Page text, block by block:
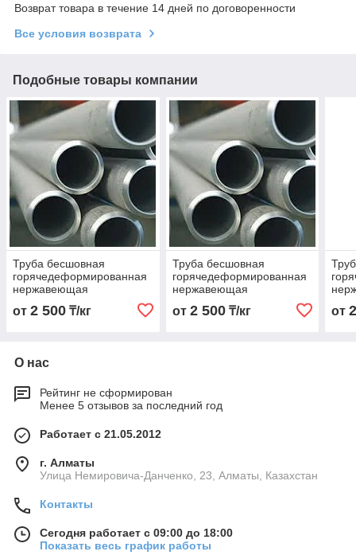
Возврат товара в течение 14 дней по договоренности
Все условия возврата
Подобные товары компании
Труба бесшовная
горячедеформированная
нержавеющая
108х4,0х6000 Марка
03Х17Н14М3
от 2 500 ₸/кг
Труба бесшовная
горячедеформированная
нержавеющая
159х5,0х6000 Марка
03Х17Н14М3
от 2 500₸/кг от
О нас
Рейтинг не сформирован
Менее 5 отзывов за последний год
Работает с 21.05.2012
г. Алматы
Улица Немировича-Данченко, 23, Алматы, Казахстан
Контакты
Сегодня работает с 09:00 до 18:00
Показать весь график работы